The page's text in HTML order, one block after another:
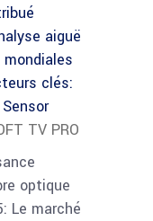
aiguë
clés:
Sensor
TV PRO
optique
Le marché